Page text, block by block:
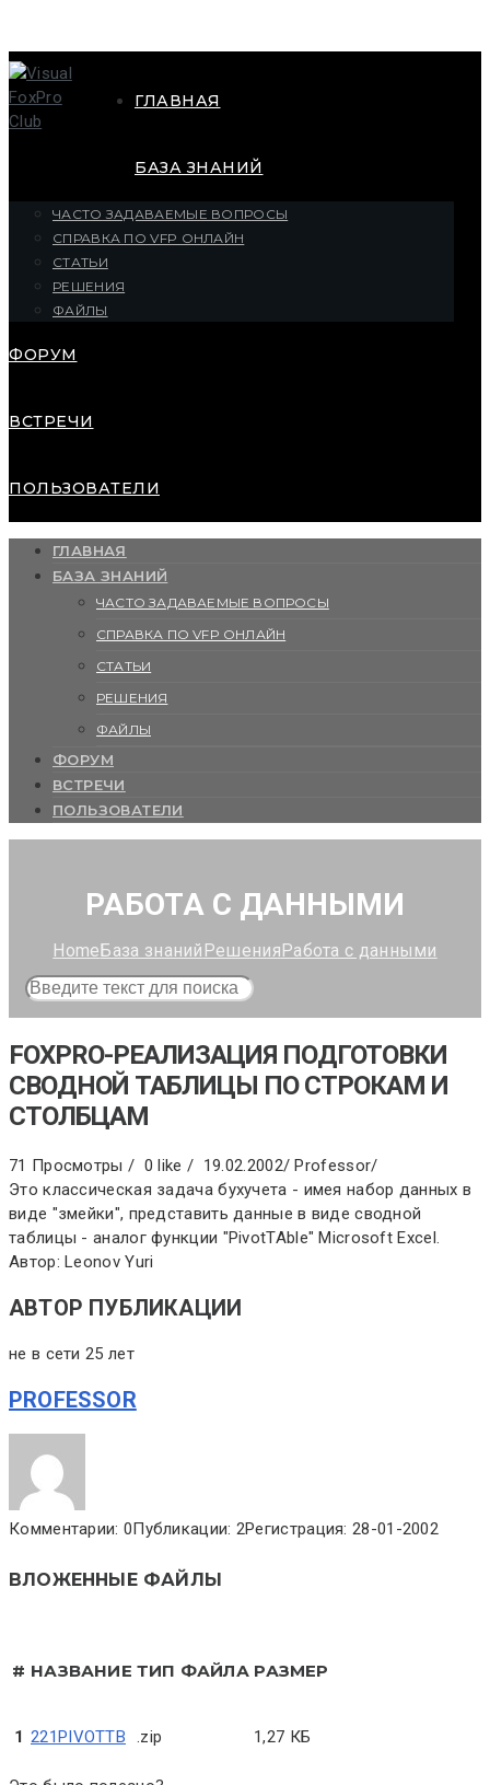
ГЛАВНАЯ
БАЗА ЗНАНИЙ
ЧАСТО ЗАДАВАЕМЫЕ ВОПРОСЫ
СПРАВКА ПО VFP ОНЛАЙН
СТАТЬИ
РЕШЕНИЯ
ФАЙЛЫ
ФОРУМ
ВСТРЕЧИ
ПОЛЬЗОВАТЕЛИ
ГЛАВНАЯ
БАЗА ЗНАНИЙ
ЧАСТО ЗАДАВАЕМЫЕ ВОПРОСЫ
СПРАВКА ПО VFP ОНЛАЙН
СТАТЬИ
РЕШЕНИЯ
ФАЙЛЫ
ФОРУМ
ВСТРЕЧИ
ПОЛЬЗОВАТЕЛИ
РАБОТА С ДАННЫМИ
HomeБаза знаний РешенияРабота с данными
FOXPRO-РЕАЛИЗАЦИЯ ПОДГОТОВКИ
СВОДНОЙ ТАБЛИЦЫ ПО СТРОКАМ И
СТОЛБЦАМ
71 Просмотры / 0 like / 19.02.2002/ Professor/
Это классическая задача бухучета - имея набор данных в
виде "змейки", представить данные в виде сводной
таблицы - аналог функции "PivotTAble" Microsoft Excel.
Автор: Leonov Yuri
АВТОР ПУБЛИКАЦИИ
не в сети 25 лет
PROFESSOR
Комментарии: 0Публикации: 2Регистрация: 28-01-2002
ВЛОЖЕННЫЕ ФАЙЛЫ
# НАЗВАНИЕ ТИП ФАЙЛА РАЗМЕР
1 221PIVOTTB .zip 1,27 КБ